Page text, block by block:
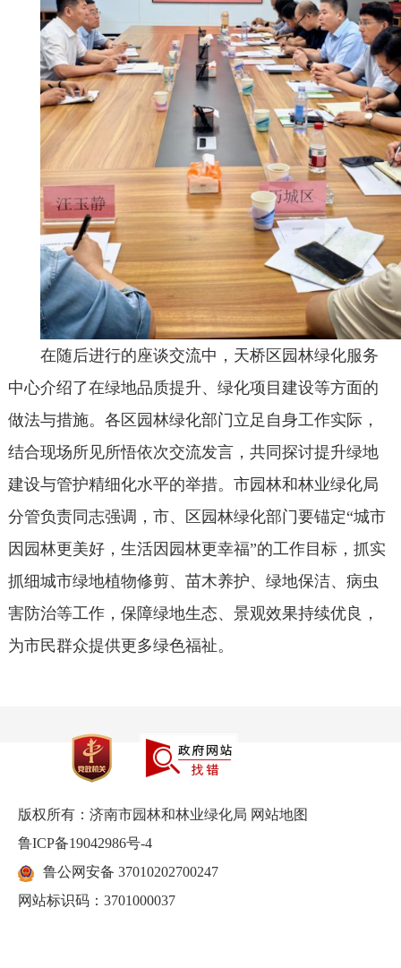
在随后进行的座谈交流中，天桥区园林绿化服务
中心介绍了在绿地品质提升、绿化项目建设等方面的
做法与措施。各区园林绿化部门立足自身工作实际，
结合现场所见所悟依次交流发言，共同探讨提升绿地
建设与管护精细化水平的举措。市园林和林业绿化局
分管负责同志强调，市、区园林绿化部门要锚定“城市
因园林更美好，生活因园林更幸福”的工作目标，抓实
抓细城市绿地植物修剪、苗木养护、绿地保洁、病虫
害防治等工作，保障绿地生态、景观效果持续优良，
为市民群众提供更多绿色福祉。
版权所有：济南市园林和林业绿化局 网站地图
鲁ICP备19042986号-4
鲁公网安备 37010202700247
网站标识码：3701000037